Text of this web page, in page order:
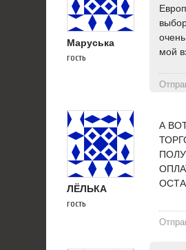
Маруська
гость
мой
ЛЁЛЬКА
гость
А